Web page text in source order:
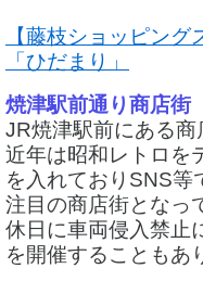
【藤枝ショッピン
「ひだまり」
焼津駅前通り商店街
JR焼津駅前にある商
近年は昭和レトロを
を入れておりSNS等
注目の商店街となっ
休日に車両侵入禁止
を開催することもあ